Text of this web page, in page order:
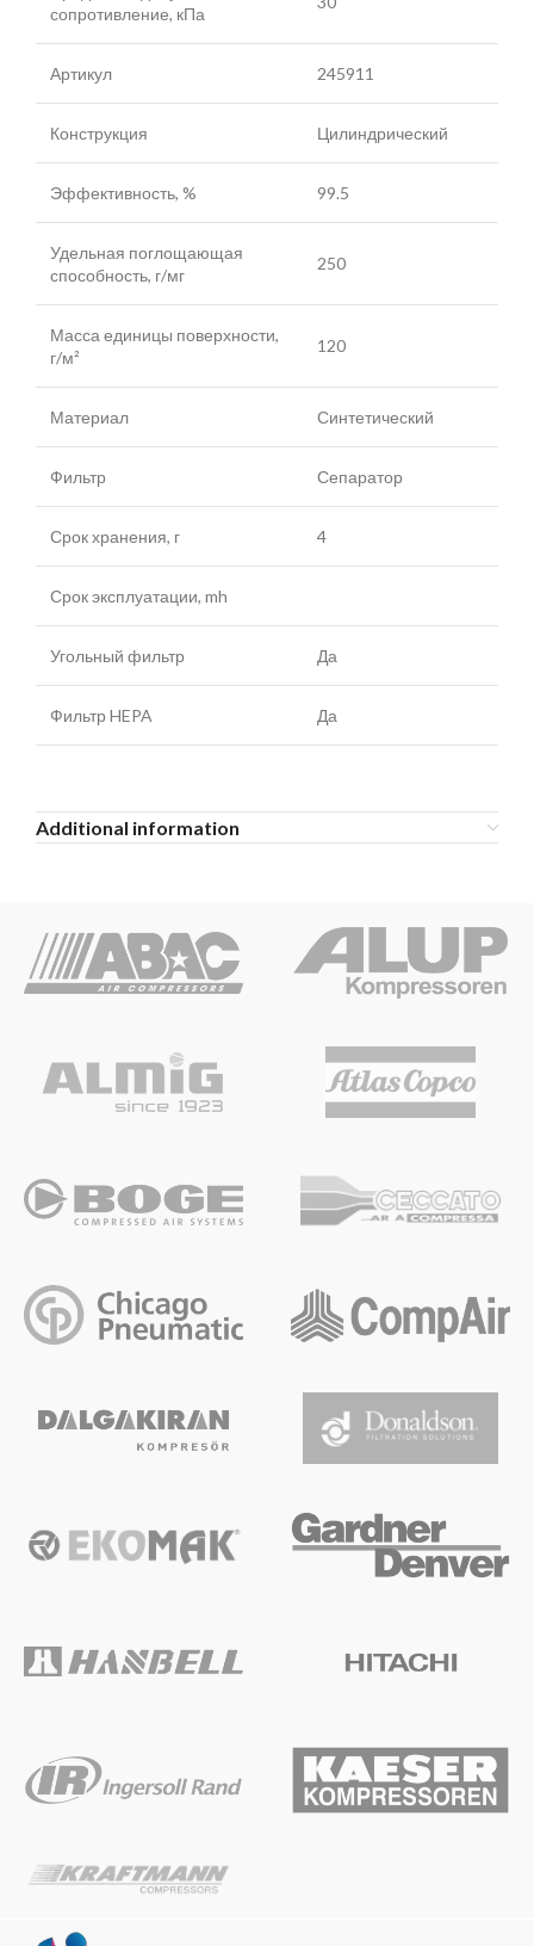
сопротивление, кПа
Артикул 245911
Конструкция Цилиндрический
Эффективность, % 99.5
Удельная поглощающая
способность, г/мг
250
Масса единицы поверхности,
г/м²
120
Материал Синтетический
Фильтр Сепаратор
Срок хранения, г 4
Срок эксплуатации, mh
Угольный фильтр Да
Фильтр HEPA Да
Additional information